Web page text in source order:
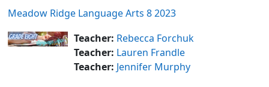
Meadow Ridge Language Arts 8 2023
Teacher: Rebecca Forchuk
Teacher: Lauren Frandle
Teacher: Jennifer Murphy